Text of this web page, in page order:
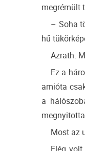
megrémült
– Soha
hű
Azrath.
Ez a
amióta
a
Most az